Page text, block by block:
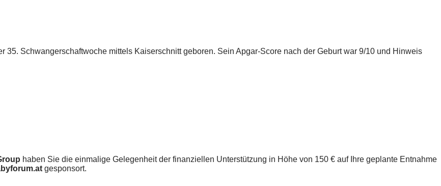
Schwangerschaftwoche mittels Kaiserschnitt geboren. Sein Apgar-Score nach der Geburt war 9/10 und Hinweis
haben Sie die einmalige Gelegenheit der finanziellen Unterstützung in Höhe von 150 € auf Ihre geplante Entnahme
gesponsort.